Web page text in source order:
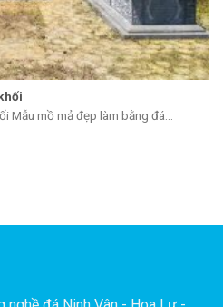
Mẫu mồ mả đẹp làm bằng đá...